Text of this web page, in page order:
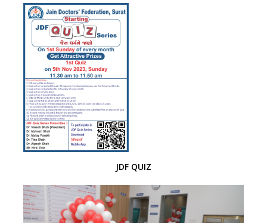
JDF QUIZ